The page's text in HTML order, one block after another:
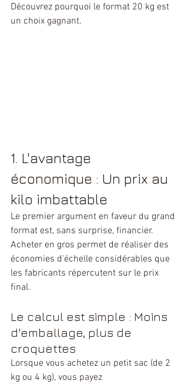
Découvrez pourquoi le format 20 kg est
un choix gagnant.
1. L'avantage
économique : Un prix au
kilo imbattable
Le premier argument en faveur du grand
format est, sans surprise, financier.
Acheter en gros permet de réaliser des
économies d'échelle considérables que
les fabricants répercutent sur le prix
final.
Le calcul est simple : Moins
d'emballage, plus de
croquettes
Lorsque vous achetez un petit sac (de 2
kg ou 4 kg), vous payez